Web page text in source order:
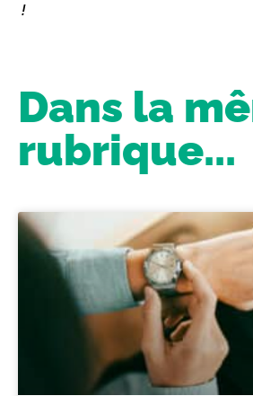
!
Dans la
rubrique...